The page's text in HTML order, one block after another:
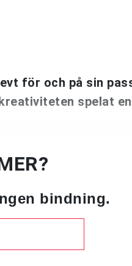
för och på sin
spelat
bindning.